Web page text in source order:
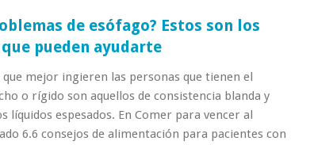
de esófago? Estos son los
pueden ayudarte
mejor ingieren las personas que tienen el
o rígido son aquellos de consistencia blanda y
líquidos espesados. En Comer para vencer al
6.6 consejos de alimentación para pacientes con